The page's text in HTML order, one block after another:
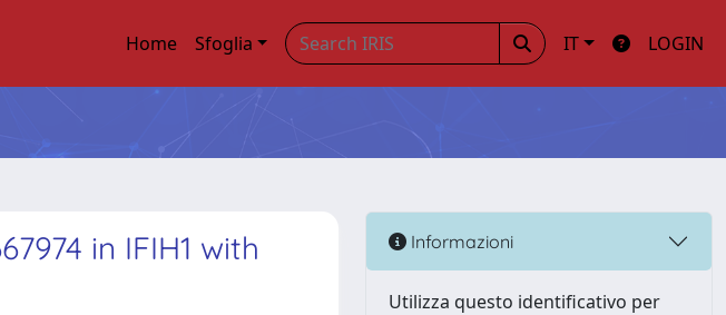
Home Sfoglia IT LOGIN
in IFIH1 with
Informazioni
Utilizza questo identificativo per